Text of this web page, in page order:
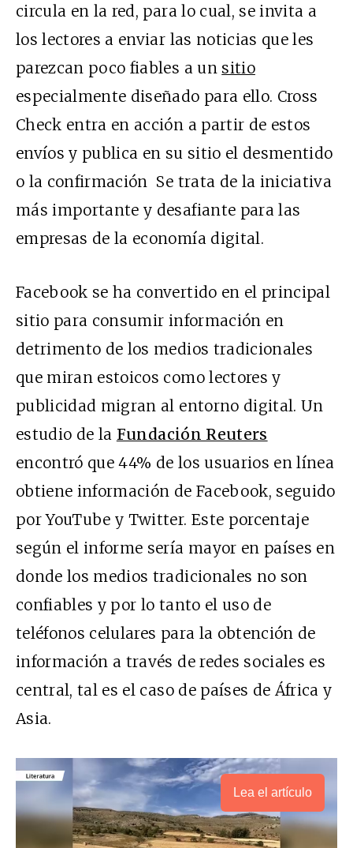
circula en la red, para lo cual, se invita a
los lectores a enviar las noticias que les
parezcan poco fiables a un sitio
especialmente diseñado para ello. Cross
Check entra en acción a partir de estos
envíos y publica en su sitio el desmentido
o la confirmación Se trata de la iniciativa
más importante y desafiante para las
empresas de la economía digital.
Facebook se ha convertido en el principal
sitio para consumir información en
detrimento de los medios tradicionales
que miran estoicos como lectores y
publicidad migran al entorno digital. Un
estudio de la Fundación Reuters
encontró que 44% de los usuarios en línea
obtiene información de Facebook, seguido
por YouTube y Twitter. Este porcentaje
según el informe sería mayor en países en
donde los medios tradicionales no son
confiables y por lo tanto el uso de
teléfonos celulares para la obtención de
información a través de redes sociales es
central, tal es el caso de países de África y
Asia.
Lea el artículo